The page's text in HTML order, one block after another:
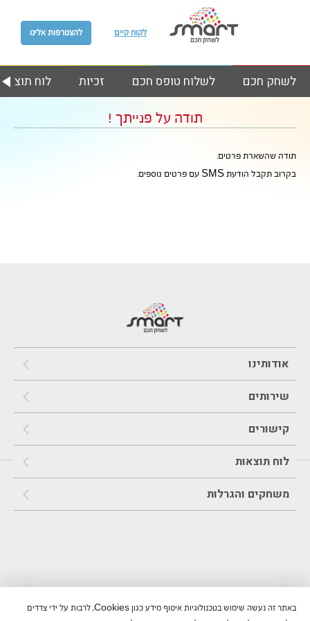
להצטרפות אלינו לקוח קיים
לוח זכיות לשלוח טופס חכם לשחק חכם
תודה על פנייתך !
תודה שהשארת פרטים.
בקרוב תקבל הודעת SMS עם פרטים נוספים.
אודותינו
שירותים
קישורים
לוח תוצאות
משחקים והגרלות
באתר זה נעשה שימוש בטכנולוגיות איסוף מידע כגון Cookies, לרבות על ידי צדדים